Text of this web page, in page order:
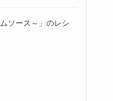
ソース～」のレシ